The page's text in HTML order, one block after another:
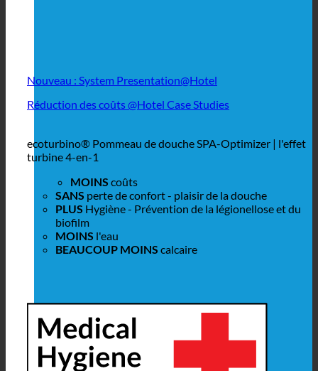
Nouveau : System Presentation@Hotel
Réduction des coûts @Hotel Case Studies
ecoturbino® Pommeau de douche SPA-Optimizer | l'effet
turbine 4-en-1
MOINS coûts
SANS perte de confort - plaisir de la douche
PLUS Hygiène - Prévention de la légionellose et du
biofilm
MOINS l'eau
BEAUCOUP MOINS calcaire